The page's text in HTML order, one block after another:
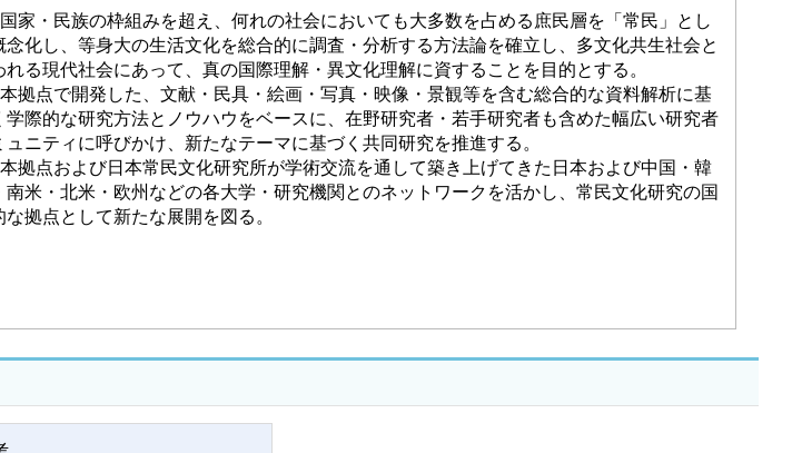
家・民族の枠組みを超え、何れの社会においても大多数を占める庶民層を「常民」とし
念化し、等身大の生活文化を総合的に調査・分析する方法論を確立し、多文化共生社会と
れる現代社会にあって、真の国際理解・異文化理解に資することを目的とする。
拠点で開発した、文献・民具・絵画・写真・映像・景観等を含む総合的な資料解析に基
学際的な研究方法とノウハウをベースに、在野研究者・若手研究者も含めた幅広い研究者
ュニティに呼びかけ、新たなテーマに基づく共同研究を推進する。
拠点および日本常民文化研究所が学術交流を通して築き上げてきた日本および中国・韓
南米・北米・欧州などの各大学・研究機関とのネットワークを活かし、常民文化研究の国
な拠点として新たな展開を図る。